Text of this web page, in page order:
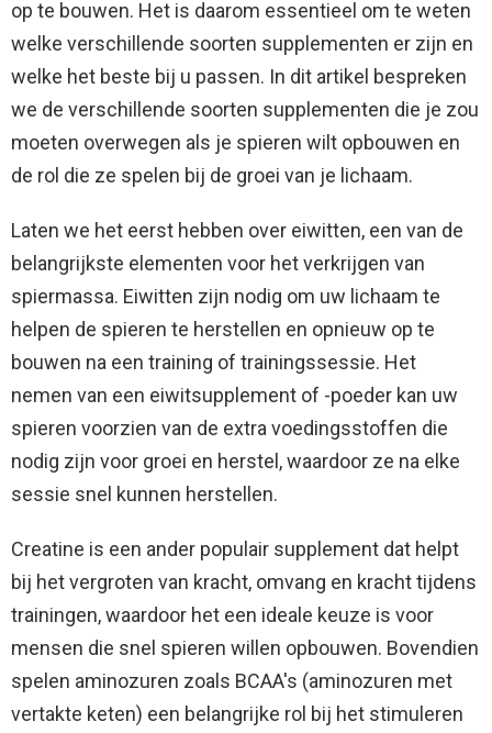
op te bouwen. Het is daarom essentieel om te weten
welke verschillende soorten supplementen er zijn en
welke het beste bij u passen. In dit artikel bespreken
we de verschillende soorten supplementen die je zou
moeten overwegen als je spieren wilt opbouwen en
de rol die ze spelen bij de groei van je lichaam.
Laten we het eerst hebben over eiwitten, een van de
belangrijkste elementen voor het verkrijgen van
spiermassa. Eiwitten zijn nodig om uw lichaam te
helpen de spieren te herstellen en opnieuw op te
bouwen na een training of trainingssessie. Het
nemen van een eiwitsupplement of -poeder kan uw
spieren voorzien van de extra voedingsstoffen die
nodig zijn voor groei en herstel, waardoor ze na elke
sessie snel kunnen herstellen.
Creatine is een ander populair supplement dat helpt
bij het vergroten van kracht, omvang en kracht tijdens
trainingen, waardoor het een ideale keuze is voor
mensen die snel spieren willen opbouwen. Bovendien
spelen aminozuren zoals BCAA's (aminozuren met
vertakte keten) een belangrijke rol bij het stimuleren